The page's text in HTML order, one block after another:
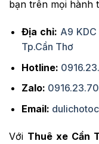
bạn trên mọi hành
Địa chỉ: A9 KDC
Tp.Cần Thơ
Hotline:
Zalo:
Email:
Với Thuê xe Cần